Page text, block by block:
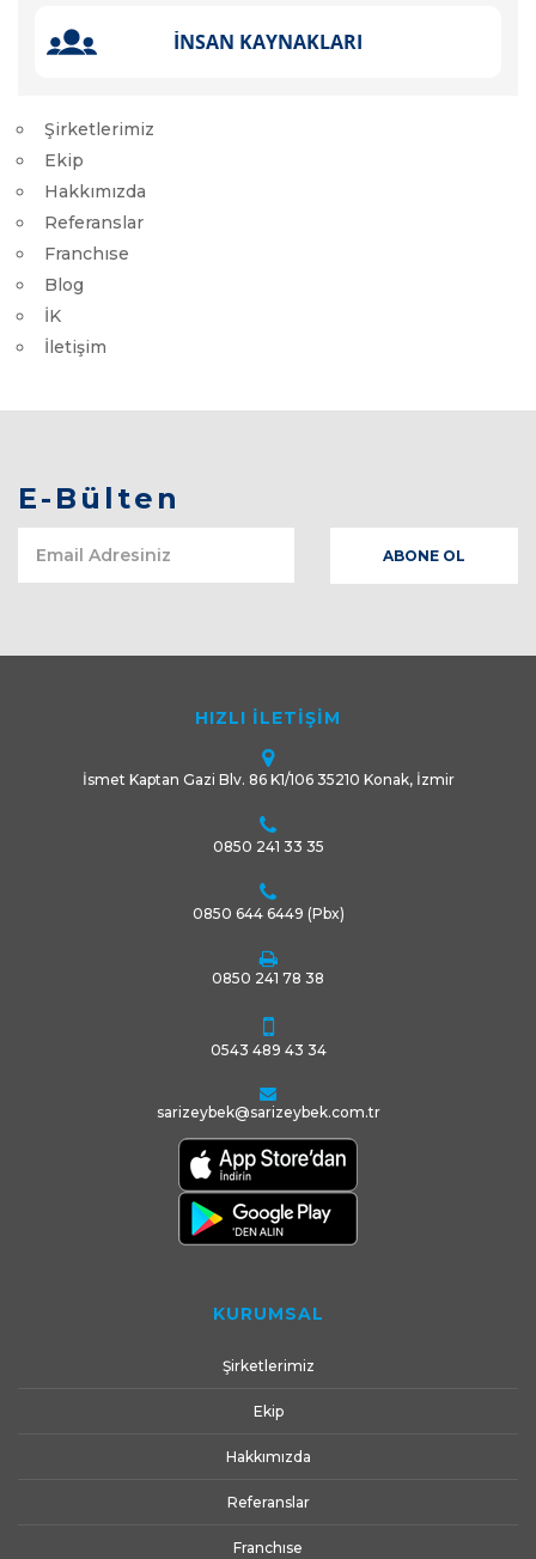
Şirketlerimiz
Ekip
Hakkımızda
Referanslar
Franchıse
Blog
İK
İletişim
E-Bülten
HIZLI İLETİŞİM
İsmet Kaptan Gazi Blv. 86 K1/106 35210 Konak, İzmir
0850 241 33 35
0850 644 6449 (Pbx)
0850 241 78 38
0543 489 43 34
sarizeybek@sarizeybek.com.tr
KURUMSAL
Şirketlerimiz
Ekip
Hakkımızda
Referanslar
Franchıse